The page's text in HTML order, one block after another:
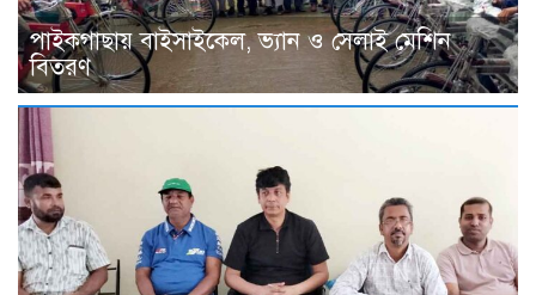
পাইকগাছায় বাইসাইকেল, ভ্যান ও সেলাই মেশিন
বিতরণ